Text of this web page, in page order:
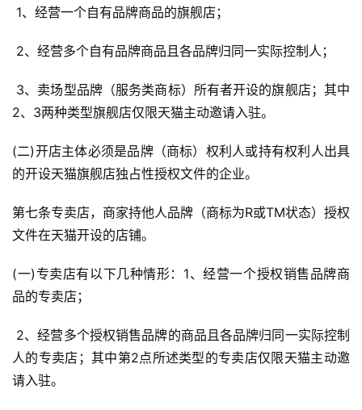
1、经营一个自有品牌商品的旗舰店；
2、经营多个自有品牌商品且各品牌归同一实际控制人；
2、3两种类型旗舰店仅限天猫主动邀请入驻。
(二)开店主体必须是品牌（商标）权利人或持有权利人出具
的开设天猫旗舰店独占性授权文件的企业。
第七条专卖店，商家持他人品牌（商标为R或TM状态）授权
文件在天猫开设的店铺。
(一)专卖店有以下几种情形：1、经营一个授权销售品牌商
品的专卖店；
人的专卖店；其中第2点所述类型的专卖店仅限天猫主动邀
请入驻。